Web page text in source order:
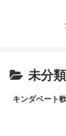
未分類
キンダベート